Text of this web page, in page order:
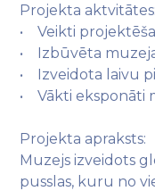
Projekta aktvitātes:
• Veikti
• Izbūvēta
• Izveidota laivu
• Vākti eksponāti
Projekta apraksts:
Muzejs izveidots
pusslas, kuru no